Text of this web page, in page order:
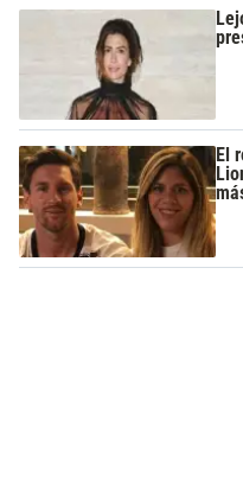
El